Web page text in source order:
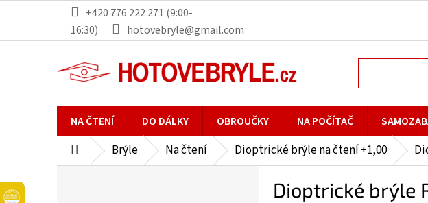
obsah
+420 776 222 271 (9:00-
16:30)
hotovebryle@gmail.com
NA ČTENÍ DO DÁLKY OBROUČKY NA POČÍTAČ
DomůBrýle Na čtení Dioptrické brýle na čtení +1,00
Dioptrické brýle